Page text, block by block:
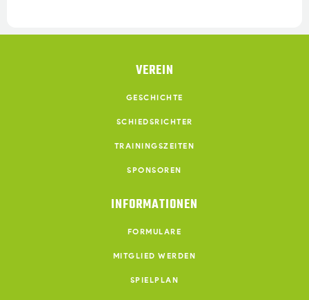
VEREIN
GESCHICHTE
SCHIEDSRICHTER
TRAININGSZEITEN
SPONSOREN
INFORMATIONEN
FORMULARE
MITGLIED WERDEN
SPIELPLAN